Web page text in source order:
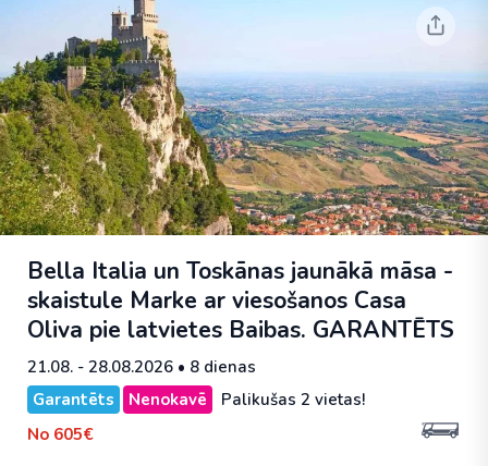
Bella Italia un Toskānas jaunākā māsa -
skaistule Marke ar viesošanos Casa
Oliva pie latvietes Baibas. GARANTĒTS
21.08. - 28.08.2026 • 8 dienas
Garantēts
Nenokavē
Palikušas 2 vietas!
No 605€